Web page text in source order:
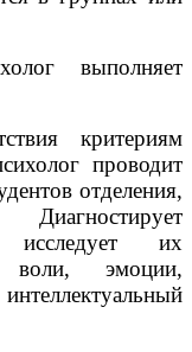
выполняет
критериям
проводит
отделения,
исследует их
воли, эмоции,